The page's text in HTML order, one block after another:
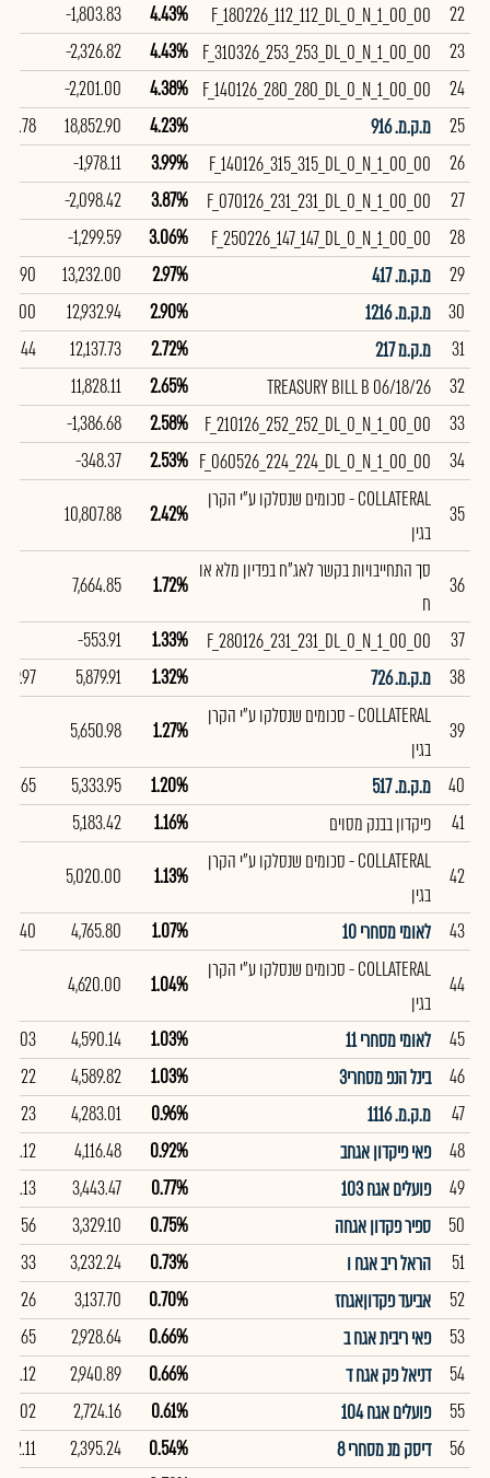
22
F_180226_112_112_DL_0_N_1_00_00
4.43%
-1,803.83
23
F_310326_253_253_DL_0_N_1_00_00
4.43%
-2,326.82
24
F_140126_280_280_DL_0_N_1_00_00
4.38%
-2,201.00
25
מ.ק.מ. 916 4.23%
18,852.90
99.78
26
F_140126_315_315_DL_0_N_1_00_00
3.99%
-1,978.11
27
F_070126_231_231_DL_0_N_1_00_00
3.87%
-2,098.42
28
F_250226_147_147_DL_0_N_1_00_00
3.06%
-1,299.59
29
מ.ק.מ. 417 2.97%
13,232.00
97.90
30
מ.ק.מ. 1216 2.90%
12,932.94
99.00
31
מ.ק.מ 217 2.72%
12,137.73
98.44
32
TREASURY BILL B 06/18/26
2.65%
11,828.11
33
F_210126_252_252_DL_0_N_1_00_00
2.58%
-1,386.68
34
F_060526_224_224_DL_0_N_1_00_00
2.53%
-348.37
35
COLLATERAL - סכומים שנסלקו ע"י הקרן
בגין
2.42%
10,807.88
36
סך התחייבויות בקשר לאג"ח בפדיון מלא או
ח
1.72%
7,664.85
37
F_280126_231_231_DL_0_N_1_00_00
1.33%
-553.91
38
מ.ק.מ. 726 1.32%
5,879.91
99.97
39
COLLATERAL - סכומים שנסלקו ע"י הקרן
בגין
1.27%
5,650.98
40
מ.ק.מ. 517 1.20%
5,333.95
97.65
41
פיקדון בבנק מסוים 1.16%
5,183.42
42
COLLATERAL - סכומים שנסלקו ע"י הקרן
בגין
1.13%
5,020.00
43
לאומי מסחרי 10 1.07%
4,765.80
44
COLLATERAL - סכומים שנסלקו ע"י הקרן
בגין
1.04%
4,620.00
45
לאומי מסחרי 11 1.03%
4,590.14
46
בינל הנפ מסחרי3 1.03%
4,589.82
47
מ.ק.מ. 1116 0.96%
4,283.01
99.23
48
פאי פיקדון אגחב 0.92%
4,116.48
114.12
49
פועלים אגח 103 0.77%
3,443.47
50
ספיר פקדון אגחה 0.75%
3,329.10
51
הראל ריב אגח ו 0.73%
3,232.24
52
אביעד פקדוןאגחז 0.70%
3,137.70
53
פאי ריבית אגח ב 0.66%
2,928.64
54
דניאל פק אגח ד 0.66%
2,940.89
55
פועלים אגח 104 0.61%
2,724.16
56
דיסק מנ מסחרי 8 0.54%
2,395.24